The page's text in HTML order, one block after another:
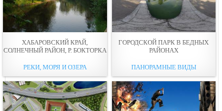
ХАБАРОВСКИЙ КРАЙ,
СОЛНЕЧНЫЙ РАЙОН, Р. БОКТОРКА
РЕКИ, МОРЯ И ОЗЕРА
ГОРОДСКОЙ ПАРК В БЕДНЫХ
РАЙОНАХ
ПАНОРАМНЫЕ ВИДЫ